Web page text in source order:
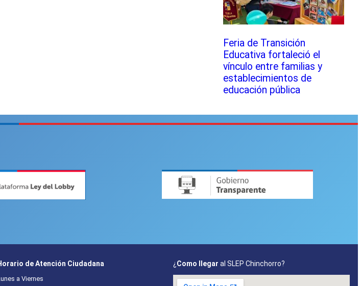
Feria de Transición
Educativa fortaleció el
vínculo entre familias y
establecimientos de
educación pública
de Atención Ciudadana
a Viernes
¿ Como llegar al SLEP Chinchorro?